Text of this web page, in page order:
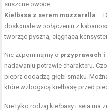
suszone owoce.
Kiełbasa z serem mozzarella –
doskonale w połączeniu z
tworząc pyszną, ciągnącą
Nie zapominajmy o przyprawach i
nadawaniu potrawie charakteru.
pieprz dodadzą głębi smaku.
które wzbogacą kiełbasę przed
Nie tylko rodzaj kiełbasy i sera ma